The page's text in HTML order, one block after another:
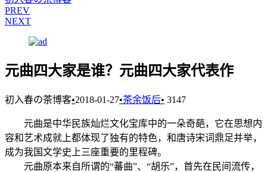
PREV
NEXT
元曲四大家是谁？元曲四大家代表作
初入春の茶博客•2018-01-27•茶余饭后• 3147
元曲是中华民族灿烂文化宝库中的一朵奇葩，它在思想内
容和艺术成就上都体现了独有的特色，和唐诗宋词鼎足并举，
成为我国文学史上三座重要的里程碑。
元曲原本来自所谓的“蕃曲”、“胡乐”，首先在民间流传，